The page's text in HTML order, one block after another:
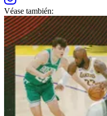
Véase también: